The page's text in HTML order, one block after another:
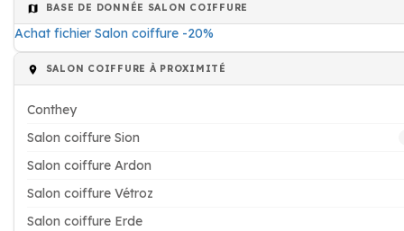
BASE DE DONNÉE SALON COIFFURE
Achat fichier Salon coiffure -20%
SALON COIFFURE À PROXIMITÉ
Conthey
Salon coiffure Sion
Salon coiffure Ardon
Salon coiffure Vétroz
Salon coiffure Erde